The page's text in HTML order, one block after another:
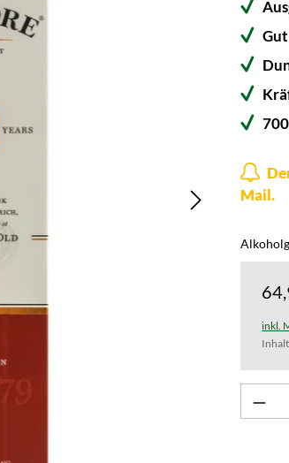
700
Mail.
inkl.